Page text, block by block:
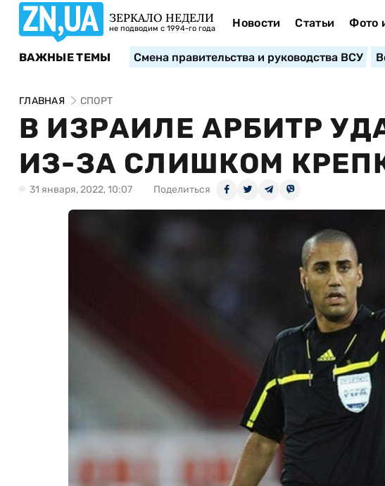
ЗЕРКАЛО НЕДЕЛИ
не подводим с 1994-го года Новости Статьи Фото
ВАЖНЫЕ ТЕМЫ Смена правительства и руководства ВСУ
ГЛАВНАЯ СПОРТ
В ИЗРАИЛЕ АРБИТР
ИЗ-ЗА СЛИШКОМ
31 января, 2022, 10:07 Поделиться